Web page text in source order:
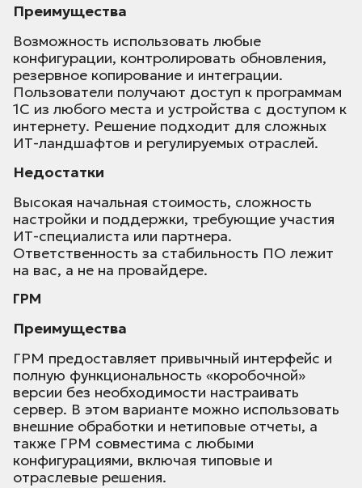
Преимущества
Возможность использовать любые
конфигурации, контролировать обновления,
резервное копирование и интеграции.
Пользователи получают доступ к программам
1С из любого места и устройства с доступом к
интернету. Решение подходит для сложных
ИТ-ландшафтов и регулируемых отраслей.
Недостатки
Высокая начальная стоимость, сложность
настройки и поддержки, требующие участия
ИТ-специалиста или партнера.
Ответственность за стабильность ПО лежит
на вас, а не на провайдере.
ГРМ
Преимущества
ГРМ предоставляет привычный интерфейс и
полную функциональность «коробочной»
версии без необходимости настраивать
сервер. В этом варианте можно использовать
внешние обработки и нетиповые отчеты, а
также ГРМ совместима с любыми
конфигурациями, включая типовые и
отраслевые решения.